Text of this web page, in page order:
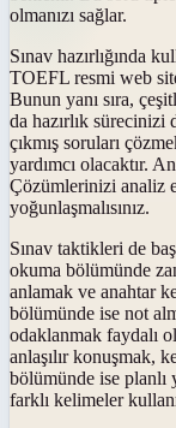
olmanızı sağlar.
Sınav hazırlığında
TOEFL resmi web
Bunun yanı sıra,
da hazırlık
çıkmış soruları
yardımcı olacaktır.
Çözümlerinizi analiz
yoğunlaşmalısınız.
Sınav taktikleri de
okuma bölümünde
anlamak ve anahtar
bölümünde ise not
odaklanmak faydalı
anlaşılır konuşmak,
bölümünde ise planlı
farklı kelimeler